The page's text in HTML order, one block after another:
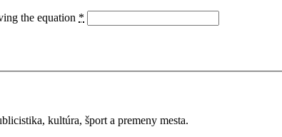
the equation *
kultúra, šport a premeny mesta.